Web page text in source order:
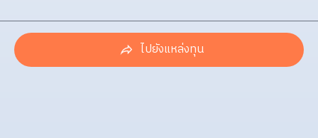
ไปยังแหล่งทุน